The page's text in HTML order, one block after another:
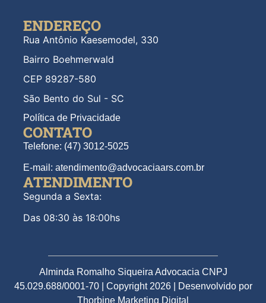
ENDEREÇO
Rua Antônio Kaesemodel, 330
Bairro Boehmerwald
CEP 89287-580
São Bento do Sul - SC
Política de Privacidade
CONTATO
Telefone: (47) 3012-5025
E-mail: atendimento@advocaciaars.com.br
ATENDIMENTO
Segunda a Sexta:
Das 08:30 às 18:00hs
Alminda Romalho Siqueira Advocacia CNPJ
45.029.688/0001-70 | Copyright 2026 | Desenvolvido por
Thorbine Marketing Digital